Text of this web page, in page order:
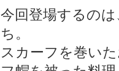
今回登場するの
ち。
スカーフを巻い